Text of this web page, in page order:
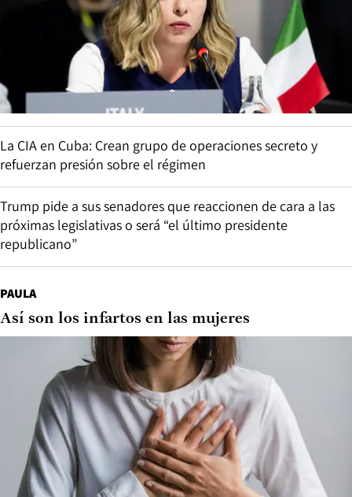
La CIA en Cuba: Crean grupo de operaciones secreto y
refuerzan presión sobre el régimen
Trump pide a sus senadores que reaccionen de cara a las
próximas legislativas o será “el último presidente
republicano”
PAULA
Así son los infartos en las mujeres